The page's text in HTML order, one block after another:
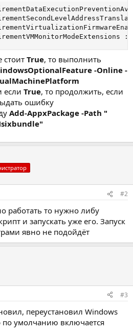
:
стоит True, то выполнить
-Online -
если True, то продолжить, если
ошибку
Add-AppxPackage -Path "
#2
работать то нужно либу
и запускать уже его. Запуск
явно не подойдёт
#3
переустановил Windows
по умолчанию включается